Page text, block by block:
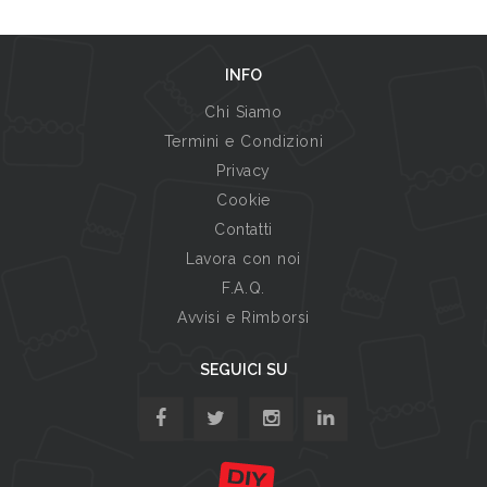
INFO
Chi Siamo
Termini e Condizioni
Privacy
Cookie
Contatti
Lavora con noi
F.A.Q.
Avvisi e Rimborsi
SEGUICI SU